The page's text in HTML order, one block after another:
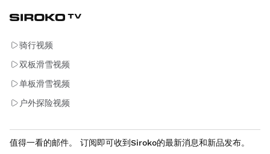
骑行视频
双板滑雪视频
单板滑雪视频
户外探险视频
值得一看的邮件。 订阅即可收到Siroko的最新消息和新品发布。